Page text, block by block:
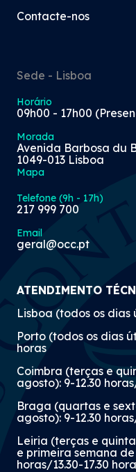
Contacte-nos
Sede - Lisboa
Horário
09h00 - 17h00
Morada
Avenida Barbosa du
1049-013 Lisboa
Mapa
Telefone (9h - 17h)
217 999 700
Email
geral@occ.pt
ATENDIMENTO
Lisboa (todos os dias
Porto (todos os dias
horas
Coimbra (terças e
agosto): 9-12.30
Braga (quartas e
agosto): 9-12.30
Leiria (terças e
e primeira semana de
horas/13.30-17.30